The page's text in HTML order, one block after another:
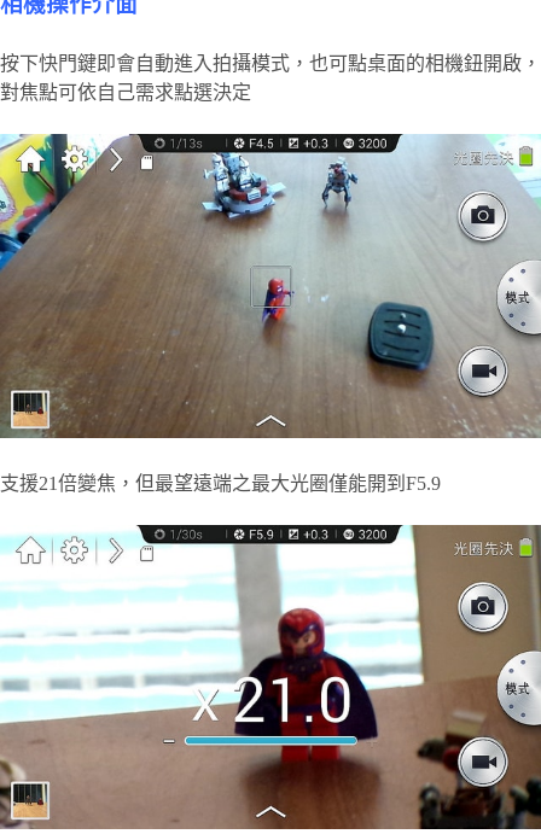
按下快門鍵即會自動進入拍攝模式，也可點桌面的相機鈕開啟，
對焦點可依自己需求點選決定
支援21倍變焦，但最望遠端之最大光圈僅能開到F5.9